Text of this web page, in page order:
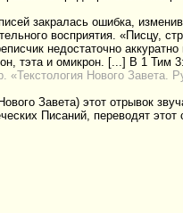
закралась ошибка,
восприятия. «Писцу,
недостаточно
тэта и омикрон. [...] В 1 Тим
«Текстология Нового Завета.
Завета) этот отрывок
Писаний, переводят этот